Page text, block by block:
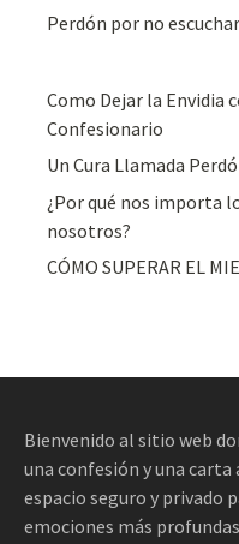
Perdón por no
Como Dejar la Envidia
Confesionario
Un Cura Llamada
¿Por qué nos importa
nosotros?
CÓMO SUPERAR EL
Bienvenido al sitio web
una confesión y una carta
espacio seguro y privado
emociones más